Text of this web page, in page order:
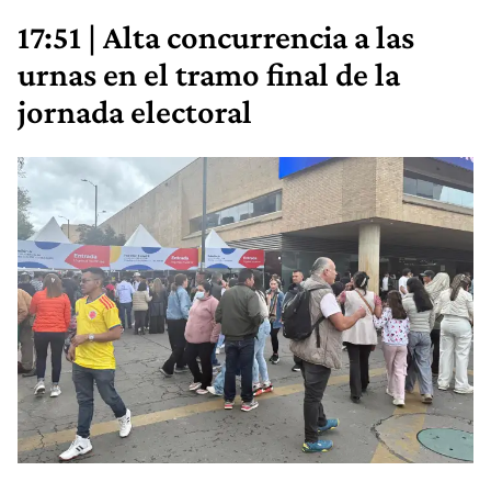
17:51 | Alta concurrencia a las
urnas en el tramo final de la
jornada electoral